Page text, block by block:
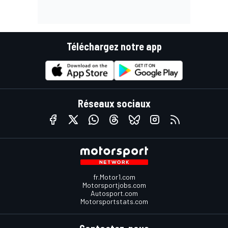
Téléchargez notre app
Réseaux sociaux
fr.Motor1.com
Motorsportjobs.com
Autosport.com
Motorsportstats.com